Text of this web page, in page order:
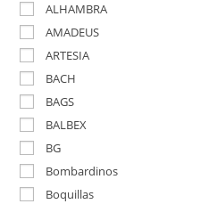
ALHAMBRA
AMADEUS
ARTESIA
BACH
BAGS
BALBEX
BG
Bombardinos
Boquillas